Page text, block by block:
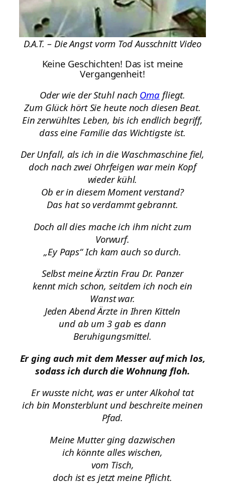
D.A.T. – Die Angst vorm Tod Ausschnitt Video
Keine Geschichten! Das ist meine
Vergangenheit!
Oder wie der Stuhl nach Oma fliegt.
Zum Glück hört Sie heute noch diesen Beat.
Ein zerwühltes Leben, bis ich endlich begriff,
dass eine Familie das Wichtigste ist.
Der Unfall, als ich in die Waschmaschine fiel,
doch nach zwei Ohrfeigen war mein Kopf
wieder kühl.
Ob er in diesem Moment verstand?
Das hat so verdammt gebrannt.
Doch all dies mache ich ihm nicht zum
Vorwurf.
„Ey Paps“ Ich kam auch so durch.
Selbst meine Ärztin Frau Dr. Panzer
kennt mich schon, seitdem ich noch ein
Wanst war.
Jeden Abend Ärzte in Ihren Kitteln
und ab um 3 gab es dann
Beruhigungsmittel.
Er ging auch mit dem Messer auf mich los,
sodass ich durch die Wohnung floh.
Er wusste nicht, was er unter Alkohol tat
ich bin Monsterblunt und beschreite meinen
Pfad.
Meine Mutter ging dazwischen
ich könnte alles wischen,
vom Tisch,
doch ist es jetzt meine Pflicht.